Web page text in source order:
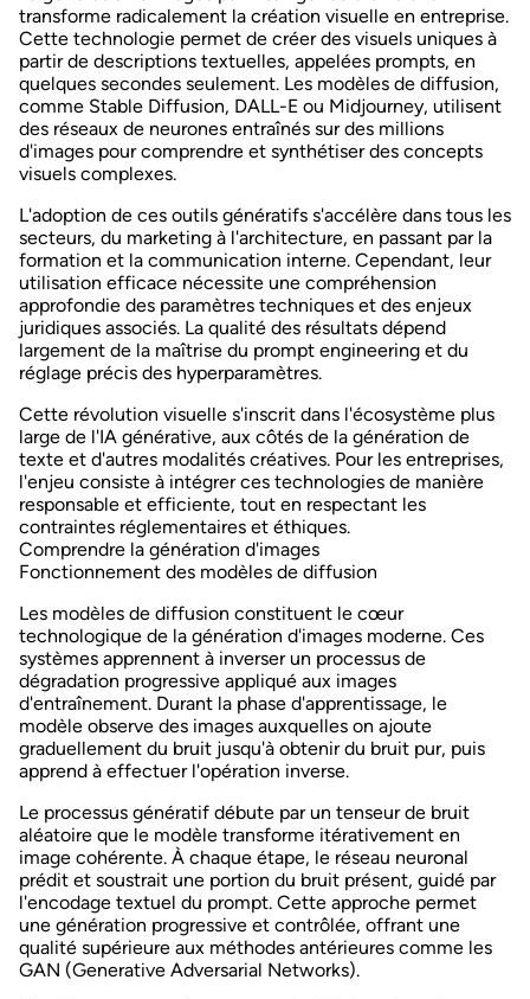
transforme radicalement la création visuelle en entreprise.
Cette technologie permet de créer des visuels uniques à
partir de descriptions textuelles, appelées prompts, en
quelques secondes seulement. Les modèles de diffusion,
comme Stable Diffusion, DALL-E ou Midjourney, utilisent
des réseaux de neurones entraînés sur des millions
d'images pour comprendre et synthétiser des concepts
visuels complexes.
L'adoption de ces outils génératifs s'accélère dans tous les
secteurs, du marketing à l'architecture, en passant par la
formation et la communication interne. Cependant, leur
utilisation efficace nécessite une compréhension
approfondie des paramètres techniques et des enjeux
juridiques associés. La qualité des résultats dépend
largement de la maîtrise du prompt engineering et du
réglage précis des hyperparamètres.
Cette révolution visuelle s'inscrit dans l'écosystème plus
large de l'IA générative, aux côtés de la génération de
texte et d'autres modalités créatives. Pour les entreprises,
l'enjeu consiste à intégrer ces technologies de manière
responsable et efficiente, tout en respectant les
contraintes réglementaires et éthiques.
Comprendre la génération d'images
Fonctionnement des modèles de diffusion
Les modèles de diffusion constituent le cœur
technologique de la génération d'images moderne. Ces
systèmes apprennent à inverser un processus de
dégradation progressive appliqué aux images
d'entraînement. Durant la phase d'apprentissage, le
modèle observe des images auxquelles on ajoute
graduellement du bruit jusqu'à obtenir du bruit pur, puis
apprend à effectuer l'opération inverse.
Le processus génératif débute par un tenseur de bruit
aléatoire que le modèle transforme itérativement en
image cohérente. À chaque étape, le réseau neuronal
prédit et soustrait une portion du bruit présent, guidé par
l'encodage textuel du prompt. Cette approche permet
une génération progressive et contrôlée, offrant une
qualité supérieure aux méthodes antérieures comme les
GAN (Generative Adversarial Networks).